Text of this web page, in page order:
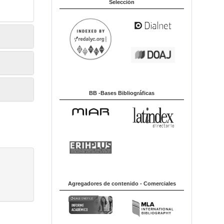
Selección
BB -Bases Bibliográficas
Agregadores de contenido - Comerciales